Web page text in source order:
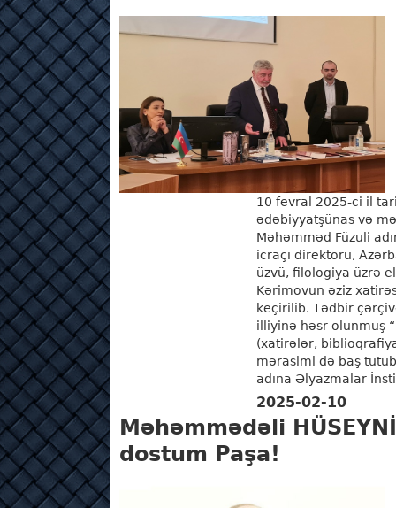
10 fevral 2025-ci il
ədəbiyyatşünas və
Məhəmməd Füzuli
icraçı direktoru,
üzvü, filologiya üzrə
Kərimovun əziz
keçirilib. Tədbir
illiyinə həsr olunmuş
(xatirələr,
mərasimi də baş
adına Əlyazmalar
2025-02-10
Məhəmmədəli
dostum Paşa!